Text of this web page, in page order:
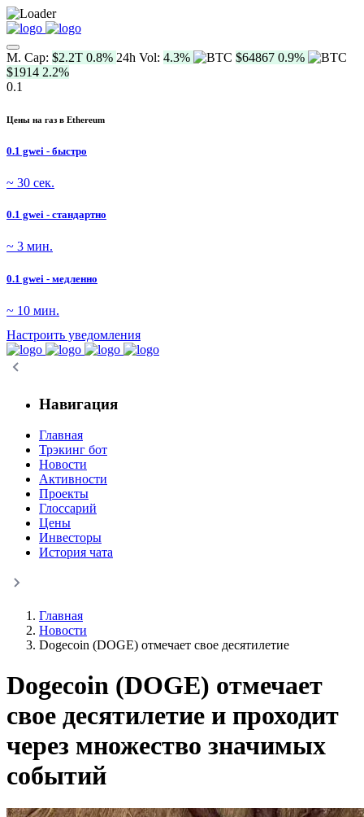
M. Cap: $2.2T 0.8% 24h Vol: 4.3% $64867 0.9%
$1914 2.2%
0.1
Цены на газ в Ethereum
0.1 gwei - быстро
~ 30 сек.
0.1 gwei - стандартно
~ 3 мин.
0.1 gwei - медленно
~ 10 мин.
Настроить уведомления
Навигация
Главная
Трэкинг бот
Новости
Активности
Проекты
Глоссарий
Цены
Инвесторы
История чата
Главная
Новости
Dogecoin (DOGE) отмечает свое десятилетие
Dogecoin (DOGE) отмечает
свое десятилетие и проходит
через множество значимых
событий